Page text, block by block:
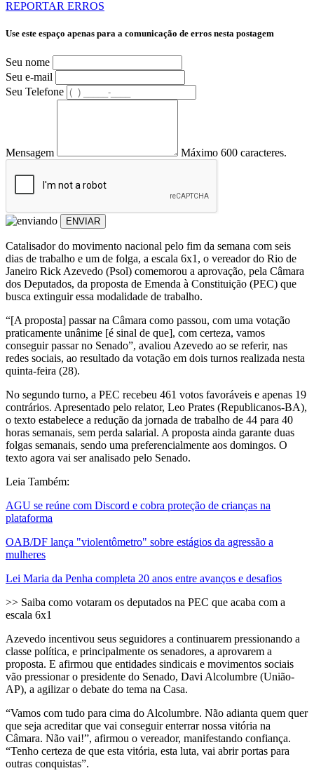
REPORTAR ERROS
Use este espaço apenas para a comunicação de erros nesta postagem
Seu nome
Seu e-mail
Seu Telefone
Mensagem Máximo 600 caracteres.
ENVIAR
Catalisador do movimento nacional pelo fim da semana com seis
dias de trabalho e um de folga, a escala 6x1, o vereador do Rio de
Janeiro Rick Azevedo (Psol) comemorou a aprovação, pela Câmara
dos Deputados, da proposta de Emenda à Constituição (PEC) que
busca extinguir essa modalidade de trabalho.
“[A proposta] passar na Câmara como passou, com uma votação
praticamente unânime [é sinal de que], com certeza, vamos
conseguir passar no Senado”, avaliou Azevedo ao se referir, nas
redes sociais, ao resultado da votação em dois turnos realizada nesta
quinta-feira (28).
No segundo turno, a PEC recebeu 461 votos favoráveis e apenas 19
contrários. Apresentado pelo relator, Leo Prates (Republicanos-BA),
o texto estabelece a redução da jornada de trabalho de 44 para 40
horas semanais, sem perda salarial. A proposta ainda garante duas
folgas semanais, sendo uma preferencialmente aos domingos. O
texto agora vai ser analisado pelo Senado.
Leia Também:
AGU se reúne com Discord e cobra proteção de crianças na
plataforma
OAB/DF lança "violentômetro" sobre estágios da agressão a
mulheres
Lei Maria da Penha completa 20 anos entre avanços e desafios
>> Saiba como votaram os deputados na PEC que acaba com a
escala 6x1
Azevedo incentivou seus seguidores a continuarem pressionando a
classe política, e principalmente os senadores, a aprovarem a
proposta. E afirmou que entidades sindicais e movimentos sociais
vão pressionar o presidente do Senado, Davi Alcolumbre (União-
AP), a agilizar o debate do tema na Casa.
“Vamos com tudo para cima do Alcolumbre. Não adianta quem quer
que seja acreditar que vai conseguir enterrar nossa vitória na
Câmara. Não vai!”, afirmou o vereador, manifestando confiança.
“Tenho certeza de que esta vitória, esta luta, vai abrir portas para
outras conquistas”.